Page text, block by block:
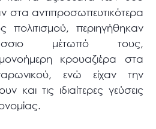
στα αντιπροσωπευτικότερα
πολιτισμού, περιηγήθηκαν
μέτωπό τους,
κρουαζιέρα στα
ενώ είχαν την
και τις ιδιαίτερες γεύσεις